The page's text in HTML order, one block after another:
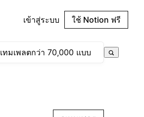
เข้าสู่ระบบ ใช้ Notion ฟรี